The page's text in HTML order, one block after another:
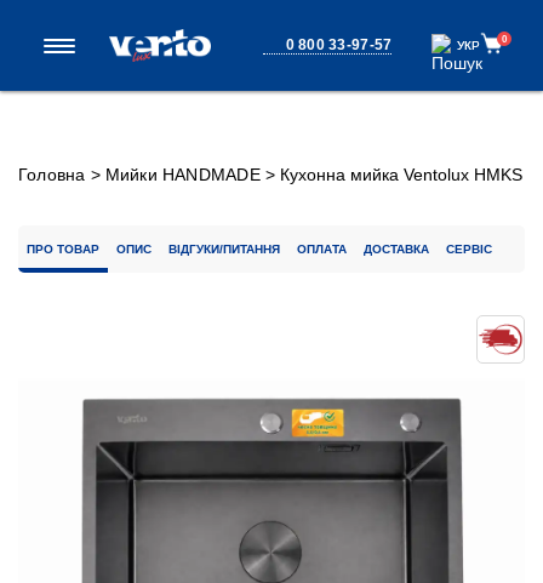
0 800 33-97-57 УКР
УКР 0
Головна > Мийки HANDMADE> Кухонна мийка Ventolux HMKS
ПРО ТОВАР ОПИС ВІДГУКИ/ПИТАННЯ ОПЛАТА ДОСТАВКА СЕРВІС